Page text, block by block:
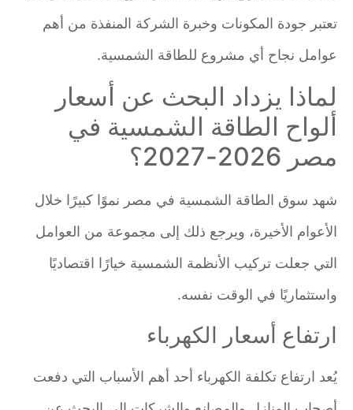
تعتبر جودة المكونات وخبرة الشركة المنفذة من أهم
عوامل نجاح أي مشروع للطاقة الشمسية.
لماذا يزداد البحث عن أسعار
ألواح الطاقة الشمسية في
مصر 2026-2027؟
شهد سوق الطاقة الشمسية في مصر نموًا كبيرًا خلال
الأعوام الأخيرة، ويرجع ذلك إلى مجموعة من العوامل
التي جعلت تركيب الأنظمة الشمسية خيارًا اقتصاديًا
واستثماريًا في الوقت نفسه.
ارتفاع أسعار الكهرباء
يُعد ارتفاع تكلفة الكهرباء أحد أهم الأسباب التي دفعت